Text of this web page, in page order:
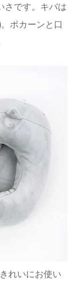
さです。キバは
ポカーンと口
れいにお使い